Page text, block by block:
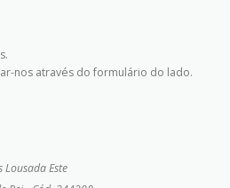
nos através do formulário do lado.
Lousada Este